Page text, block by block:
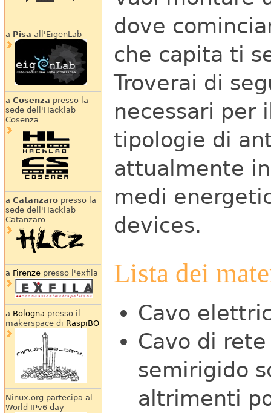
a Pisa all'EigenLab
a Cosenza presso la
sede dell'Hacklab
Cosenza
a Catanzaropresso la
sede dell'Hacklab
Catanzaro
a Firenzepresso l'exfila
a Bologna presso il
makerspace di RaspiBO
Ninux.org partecipa al
World IPv6 day
dove
che capita ti
Troverai di
necessari per
tipologie di
attualmente
medi
devices.
Lista dei
Cavo
Cavo di rete
semirigido
altrimenti